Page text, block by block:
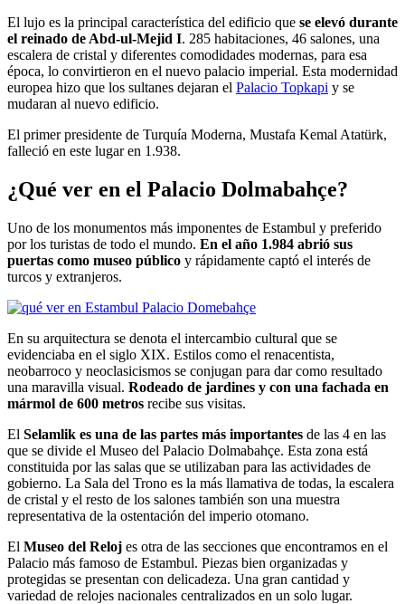
El lujo es la principal característica del edificio que se elevó durante
el reinado de Abd-ul-Mejid I. 285 habitaciones, 46 salones, una
escalera de cristal y diferentes comodidades modernas, para esa
época, lo convirtieron en el nuevo palacio imperial. Esta modernidad
europea hizo que los sultanes dejaran el Palacio Topkapi y se
mudaran al nuevo edificio.
El primer presidente de Turquía Moderna, Mustafa Kemal Atatürk,
falleció en este lugar en 1.938.
¿Qué ver en el Palacio Dolmabahçe?
Uno de los monumentos más imponentes de Estambul y preferido
por los turistas de todo el mundo. En el año 1.984 abrió sus
puertas como museo público y rápidamente captó el interés de
turcos y extranjeros.
En su arquitectura se denota el intercambio cultural que se
evidenciaba en el siglo XIX. Estilos como el renacentista,
neobarroco y neoclasicismos se conjugan para dar como resultado
una maravilla visual. Rodeado de jardines y con una fachada en
mármol de 600 metros recibe sus visitas.
El Selamlik es una de las partes más importantes de las 4 en las
que se divide el Museo del Palacio Dolmabahçe. Esta zona está
constituida por las salas que se utilizaban para las actividades de
gobierno. La Sala del Trono es la más llamativa de todas, la escalera
de cristal y el resto de los salones también son una muestra
representativa de la ostentación del imperio otomano.
El Museo del Reloj es otra de las secciones que encontramos en el
Palacio más famoso de Estambul. Piezas bien organizadas y
protegidas se presentan con delicadeza. Una gran cantidad y
variedad de relojes nacionales centralizados en un solo lugar.